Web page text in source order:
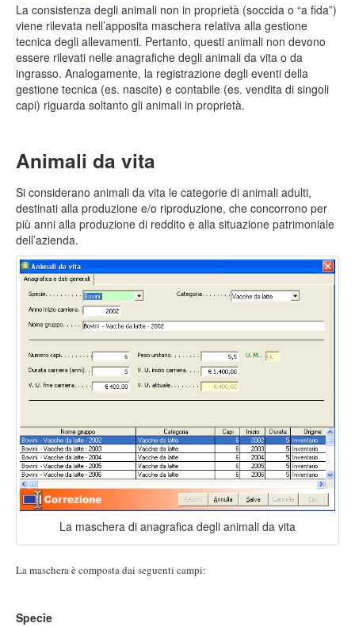
La consistenza degli animali non in proprietà (soccida o “a fida”)
viene rilevata nell’apposita maschera relativa alla gestione
tecnica degli allevamenti. Pertanto, questi animali non devono
essere rilevati nelle anagrafiche degli animali da vita o da
ingrasso. Analogamente, la registrazione degli eventi della
gestione tecnica (es. nascite) e contabile (es. vendita di singoli
capi) riguarda soltanto gli animali in proprietà.
Animali da vita
Si considerano animali da vita le categorie di animali adulti,
destinati alla produzione e/o riproduzione, che concorrono per
più anni alla produzione di reddito e alla situazione patrimoniale
dell’azienda.
La maschera di anagrafica degli animali da vita
La maschera è composta dai seguenti campi:
Specie